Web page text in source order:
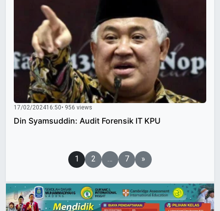
17/02/202416:50• 956 views
Din Syamsuddin: Audit Forensik IT KPU
1 2 … 7 »